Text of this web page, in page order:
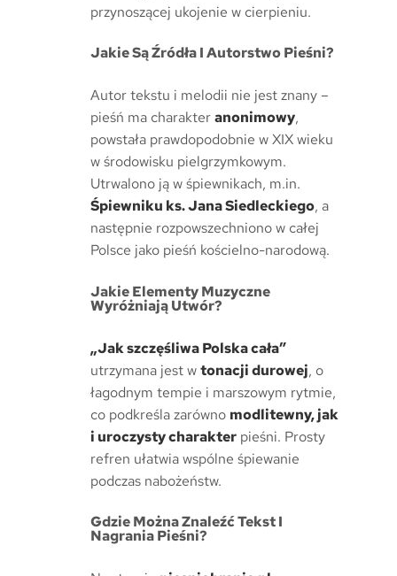
przynoszącej ukojenie w cierpieniu.
Jakie Są Źródła I Autorstwo Pieśni?
Autor tekstu i melodii nie jest znany –
pieśń ma charakteranonimowy,
powstała prawdopodobnie w XIX wieku
w środowisku pielgrzymkowym.
Utrwalono ją w śpiewnikach, m.in.
Śpiewniku ks. Jana Siedleckiego, a
następnie rozpowszechniono w całej
Polsce jako pieśń kościelno-narodową.
Jakie Elementy Muzyczne
Wyróżniają Utwór?
„Jak szczęśliwa Polska cała”
utrzymana jest wtonacji durowej, o
łagodnym tempie i marszowym rytmie,
co podkreśla zarówno modlitewny, jak
i uroczysty charakter pieśni. Prosty
refren ułatwia wspólne śpiewanie
podczas nabożeństw.
Gdzie Można Znaleźć Tekst I
Nagrania Pieśni?